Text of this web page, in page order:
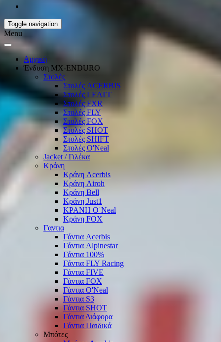
Toggle navigation
Menu
Αρχική
Ένδυση ΜΧ-ΕΝDURO
Στολές
Στολές ACERBIS
Στολές LEATT
Στολές FXR
Στολές FLY
Στολές FOX
Στολές SHOT
Στολές SHIFT
Στολές O'Neal
Jacket / Γιλέκα
Κράνη
Κράνη Acerbis
Κράνη Airoh
Κράνη Bell
Κράνη Just1
ΚΡΑΝΗ O΄Νeal
Κράνη FOX
Γαντια
Γάντια Acerbis
Γάντια Alpinestar
Γάντια 100%
Γάντια FLY Racing
Γάντια FIVE
Γάντια FOX
Γάντια O'Νeal
Γάντια S3
Γάντια SHOT
Γάντια Διάφορα
Γάντια Παιδικά
Μπότες